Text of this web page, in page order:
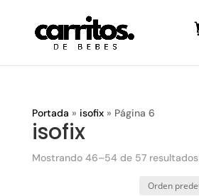
productos
Portada » isofix» Página 6
isofix
Mostrando 46–54 de 57 resultados